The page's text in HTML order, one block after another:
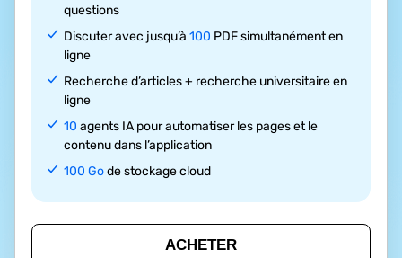
questions
Discuter avec jusqu’à 100 PDF simultanément en
ligne
Recherche d’articles + recherche universitaire en
ligne
10 agents IA pour automatiser les pages et le
contenu dans l’application
100 Gode stockage cloud
ACHETER